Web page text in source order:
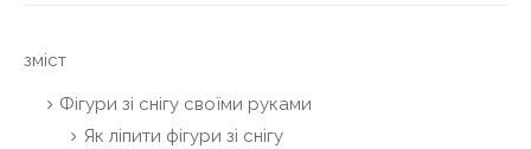
зміст
Фігури зі снігу своїми руками
Як ліпити фігури зі снігу